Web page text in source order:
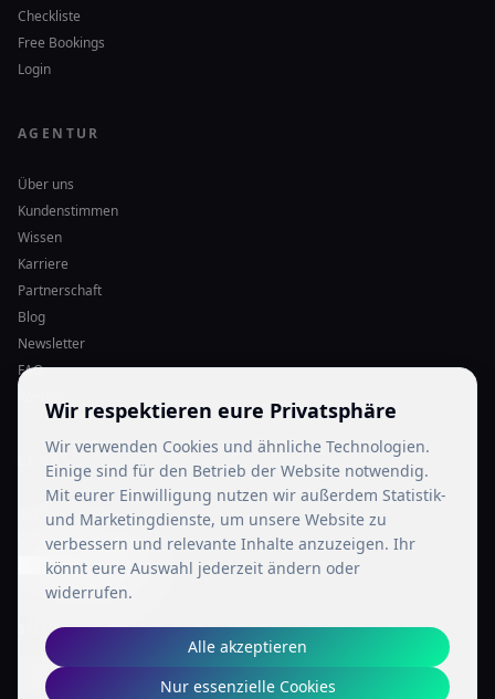
Checkliste
Free Bookings
Login
AGENTUR
Über uns
Kundenstimmen
Wissen
Karriere
Partnerschaft
Blog
Newsletter
FAQ
LEGAL
Impressum
Datenschutz
Cookie-Einstellungen
SOCIAL MEDIA
Wir respektieren eure Privatsphäre
Wir verwenden Cookies und ähnliche Technologien.
Einige sind für den Betrieb der Website notwendig.
Mit eurer Einwilligung nutzen wir außerdem Statistik-
und Marketingdienste, um unsere Website zu
verbessern und relevante Inhalte anzuzeigen. Ihr
könnt eure Auswahl jederzeit ändern oder
widerrufen.
Alle akzeptieren
Nur essenzielle Cookies